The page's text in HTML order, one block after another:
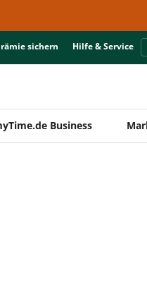
sichern Hilfe & Service
Business